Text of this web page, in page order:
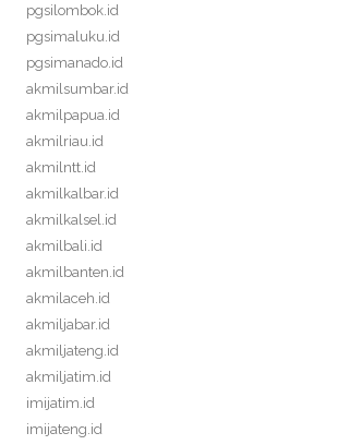
pgsilombok.id
pgsimaluku.id
pgsimanado.id
akmilsumbar.id
akmilpapua.id
akmilriau.id
akmilntt.id
akmilkalbar.id
akmilkalsel.id
akmilbali.id
akmilbanten.id
akmilaceh.id
akmiljabar.id
akmiljateng.id
akmiljatim.id
imijatim.id
imijateng.id